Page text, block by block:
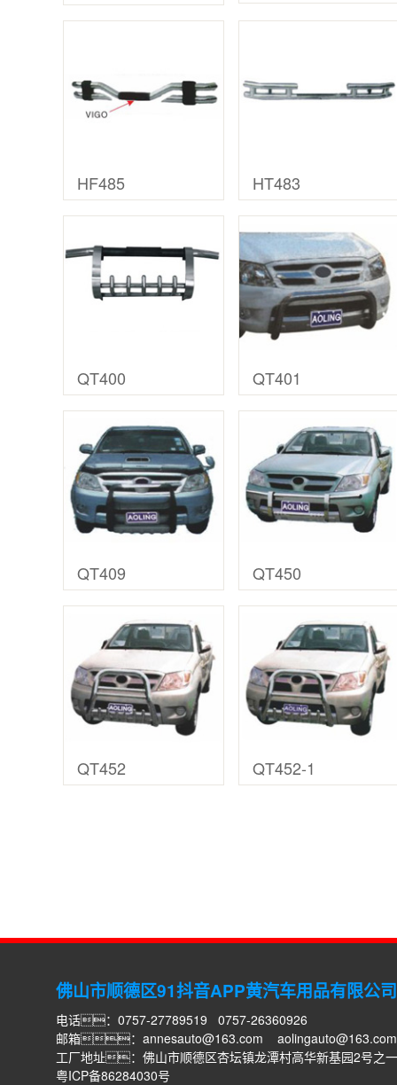
HF485 HT483
QT400 QT401
QT409 QT450
QT452 QT452-1
佛山市顺德区91抖音APP黄汽车用品有限公司
电话：0757-27789519 0757-26360926
邮箱： annesauto@163.com
aolingauto@163.com
工厂地址：佛山市顺德区杏坛镇龙潭村高华新基园2号之一
粤ICP备86284030号